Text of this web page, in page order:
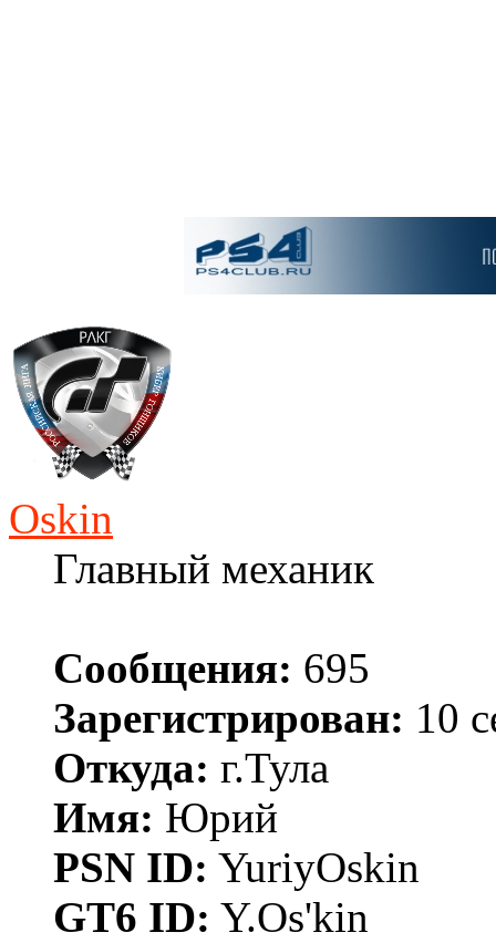
Oskin
Главный механик
Сообщения: 695
Зарегистрирован: 10
Откуда: г.Тула
Имя: Юрий
PSN ID: YuriyOskin
GT6 ID: Y.Os'kin